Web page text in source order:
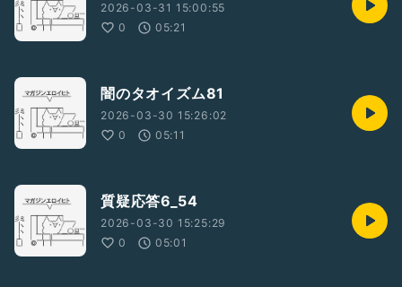
2026-03-31 15:00:55
0
05:21
闇のタオイズム81
2026-03-30 15:26:02
0
05:11
質疑応答6_54
2026-03-30 15:25:29
0
05:01